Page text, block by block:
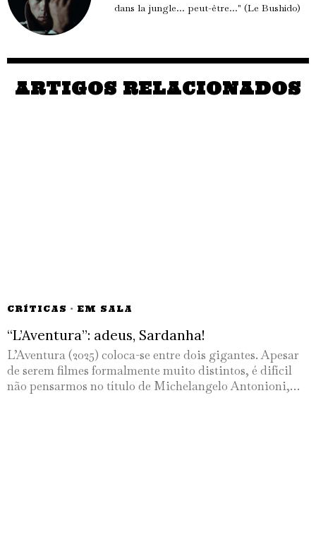
dans la jungle... peut-être..." (Le Bushido)
ARTIGOS RELACIONADOS
CRÍTICAS · EM SALA
“L’Aventura”: adeus, Sardanha!
L’Aventura (2025) coloca-se entre dois gigantes. Apesar
de serem filmes formalmente muito distintos, é difícil
não pensarmos no título de Michelangelo Antonioni,…